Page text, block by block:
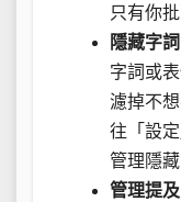
只有你
隱藏字詞
字詞或
濾掉不
往「設
管理隱藏
管理提及